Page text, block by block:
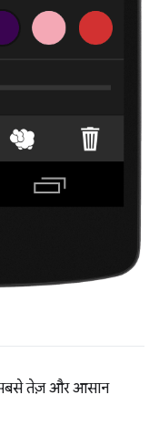
सबसे तेज़ और आसान